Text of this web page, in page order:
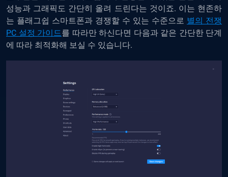
성능과 그래픽도 간단히 올려 드린다는 것이죠. 이는 현존하
는 플래그쉽 스마트폰과 경쟁할 수 있는 수준으로 별의 전쟁
PC 설정 가이드를 따라만 하신다면 다음과 같은 간단한 단계
에 따라 최적화해 보실 수 있습니다.